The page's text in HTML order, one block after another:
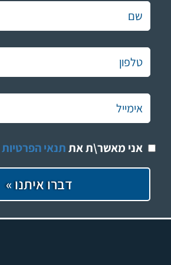
אני מאשר\ת אתתנאי הפרטיות